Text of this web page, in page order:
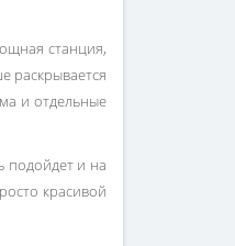
станция,
раскрывается
и отдельные
подойдет и на
красивой